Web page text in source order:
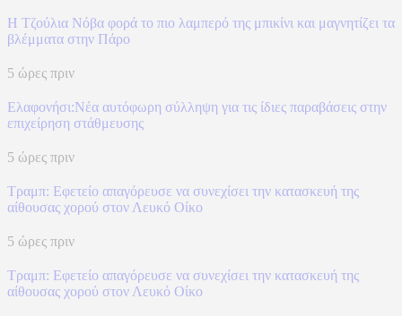
Η Τζούλια Νόβα φορά το πιο λαμπερό της μπικίνι και μαγνητίζει τα
βλέμματα στην Πάρο
5 ώρες πριν
Ελαφονήσι:Νέα αυτόφωρη σύλληψη για τις ίδιες παραβάσεις στην
επιχείρηση στάθμευσης
5 ώρες πριν
Τραμπ: Εφετείο απαγόρευσε να συνεχίσει την κατασκευή της
αίθουσας χορού στον Λευκό Οίκο
5 ώρες πριν
Τραμπ: Εφετείο απαγόρευσε να συνεχίσει την κατασκευή της
αίθουσας χορού στον Λευκό Οίκο